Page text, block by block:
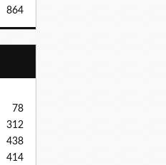
864
78
312
438
414